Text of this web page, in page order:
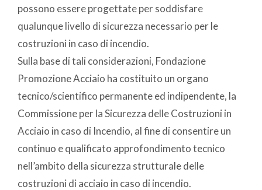
possono essere progettate per soddisfare
qualunque livello di sicurezza necessario per le
costruzioni in caso di incendio.
Sulla base di tali considerazioni, Fondazione
Promozione Acciaio ha costituito un organo
tecnico/scientifico permanente ed indipendente, la
Commissione per la Sicurezza delle Costruzioni in
Acciaio in caso di Incendio, al fine di consentire un
continuo e qualificato approfondimento tecnico
nell’ambito della sicurezza strutturale delle
costruzioni di acciaio in caso di incendio.